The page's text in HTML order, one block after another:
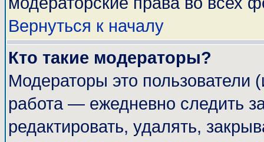
Вернуться к началу
Кто такие модераторы?
Модераторы это пользователи
работа — ежедневно следить
редактировать, удалять,